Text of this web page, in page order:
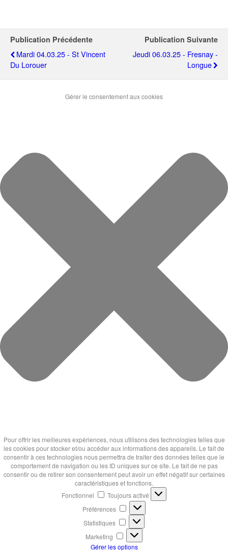
Publication Précédente
Mardi 04.03.25 - St Vincent
Du Lorouer
Publication Suivante
Jeudi 06.03.25 - Fresnay -
Longue
Gérer le consentement aux cookies
Pour offrir les meilleures expériences, nous utilisons des technologies telles que
les cookies pour stocker et/ou accéder aux informations des appareils. Le fait de
consentir à ces technologies nous permettra de traiter des données telles que le
comportement de navigation ou les ID uniques sur ce site. Le fait de ne pas
consentir ou de retirer son consentement peut avoir un effet négatif sur certaines
caractéristiques et fonctions.
Fonctionnel
Toujours activé
Préférences
Préférences
Statistiques Statistiques
Marketing
Marketing
Gérer les options